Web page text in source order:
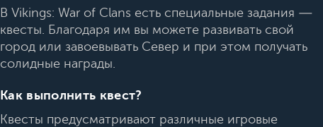
В Vikings: War of Clans есть специальные задания —
квесты. Благодаря им вы можете развивать свой
город или завоевывать Север и при этом получать
солидные награды.
Как выполнить квест?
Квесты предусматривают различные игровые